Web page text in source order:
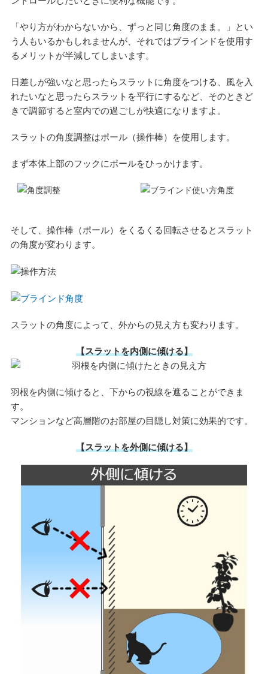
「やり方がわからないから、ずっと同じ角度のまま。」とい
う人もいるかもしれませんが、それではブラインドを使用す
るメリットが半減してしまいます。
日差しが強いなと思ったらスラットに角度をつける、風を入
れたいなと思ったらスラットを平行にするなど、そのときど
きで調節すると室内での過ごしが快適になりますよ。
スラットの角度調整はポール（操作棒）を使用します。
まず本体上部のフックにポールをひっかけます。
そして、操作棒（ポール）をくるくる回転させるとスラット
の角度が変わります。
スラットの角度によって、外からの見え方も変わります。
【スラットを内側に傾ける】
羽根を内側に傾けると、下からの視線を遮ることができま
す。
マンションなど高層階のお部屋の目隠し対策に効果的です。
【スラットを外側に傾ける】